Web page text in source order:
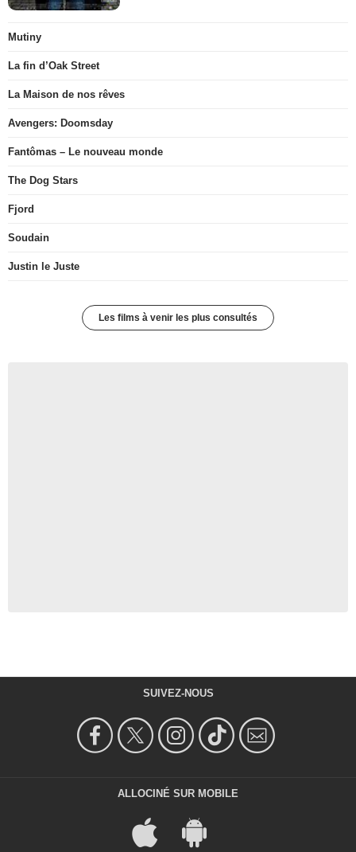
Mutiny
La fin d’Oak Street
La Maison de nos rêves
Avengers: Doomsday
Fantômas – Le nouveau monde
The Dog Stars
Fjord
Soudain
Justin le Juste
Les films à venir les plus consultés
SUIVEZ-NOUS
ALLOCINÉ SUR MOBILE